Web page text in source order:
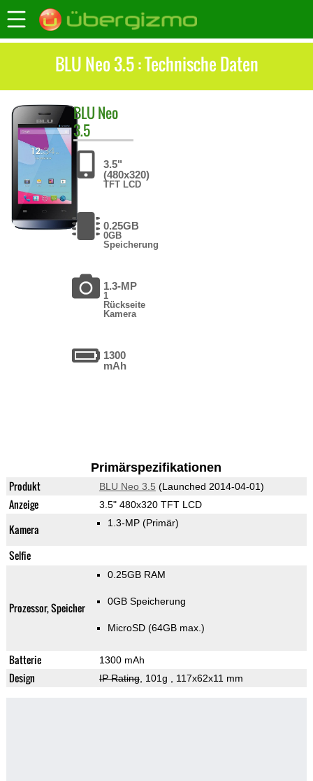
BLU Neo 3.5 : Technische Daten
BLUNeo
3.5
3.5"
(480x320)
TFT LCD
0.25GB
0GB
Speicherung
1.3-MP
1
Rückseite
Kamera
1300
mAh
Primärspezifikationen
Produkt BLU Neo 3.5 (Launched 2014-04-01)
Anzeige 3.5" 480x320 TFT LCD
Kamera 1.3-MP (Primär)
Selfie
Prozessor, Speicher
0.25GB RAM
0GB Speicherung
MicroSD (64GB max.)
Batterie 1300 mAh
Design IP Rating, 101g , 117x62x11 mm